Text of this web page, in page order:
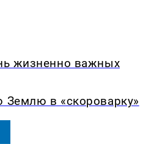
жизненно важных
в «скороварку»